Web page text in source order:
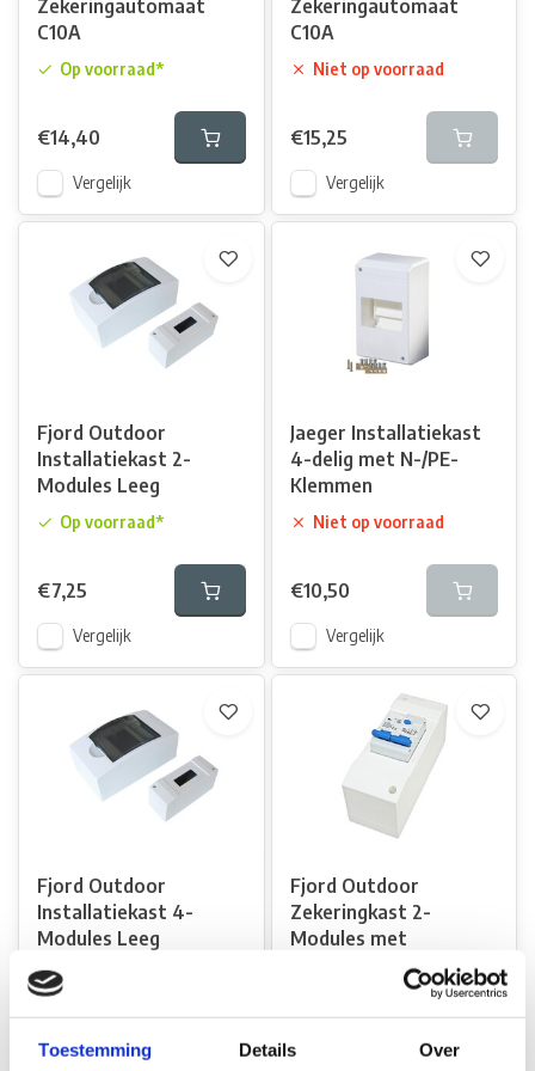
Toestemming Details Over
Waarom heb ik een aardlekschakelaar nodig in mijn camper?
Wat doet een zekeringautomaat in een camper?
Zekeringautomaat
C10A
Op voorraad*
€14,40
Vergelijk
Zekeringautomaat
C10A
Niet op voorraad
€15,25
Vergelijk
Fjord Outdoor
Installatiekast 2-
Modules Leeg
Op voorraad*
€7,25
Vergelijk
Jaeger Installatiekast
4-delig met N-/PE-
Klemmen
Niet op voorraad
€10,50
Vergelijk
Fjord Outdoor
Installatiekast 4-
Modules Leeg
Op voorraad*
€12,50
Fjord Outdoor
Zekeringkast 2-
Modules met
Aardlekschakelaar